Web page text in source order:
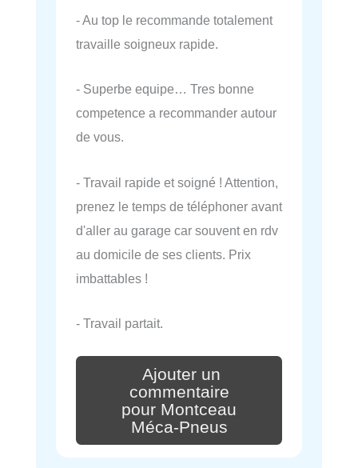
- Au top le recommande totalement
travaille soigneux rapide.
- Superbe equipe… Tres bonne
competence a recommander autour
de vous.
- Travail rapide et soigné ! Attention,
prenez le temps de téléphoner avant
d'aller au garage car souvent en rdv
au domicile de ses clients. Prix
imbattables !
- Travail partait.
Ajouter un
commentaire
pour Montceau
Méca-Pneus